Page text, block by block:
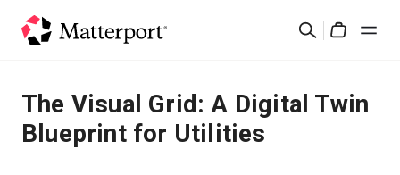
Rechercher
Solutions
Produits
The Visual Grid: A Digital Twin
Blueprint for Utilities